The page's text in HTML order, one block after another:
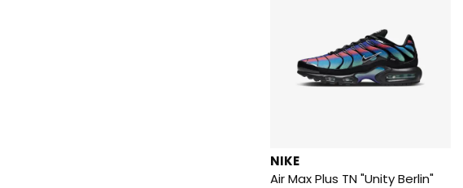
NIKE
Air Max Plus TN "Unity Berlin"